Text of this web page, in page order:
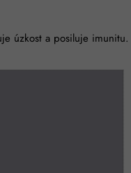
úzkost a posiluje imunitu.
a zvyšuje